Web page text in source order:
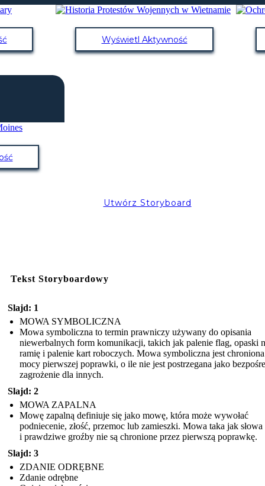
Wyświetl Aktywność
Utwórz Storyboard
Tekst Storyboardowy
Slajd: 1
MOWA SYMBOLICZNA
Mowa symboliczna to termin prawniczy używany do opisania
niewerbalnych form komunikacji, takich jak palenie flag, opaski
ramię i palenie kart roboczych. Mowa symboliczna jest
mocy pierwszej poprawki, o ile nie jest postrzegana jako
zagrożenie dla innych.
Slajd: 2
MOWA ZAPALNA
Mowę zapalną definiuje się jako mowę, która może wywołać
podniecenie, złość, przemoc lub zamieszki. Mowa taka jak
i prawdziwe groźby nie są chronione przez pierwszą poprawkę.
Slajd: 3
ZDANIE ODRĘBNE
Zdanie odrębne